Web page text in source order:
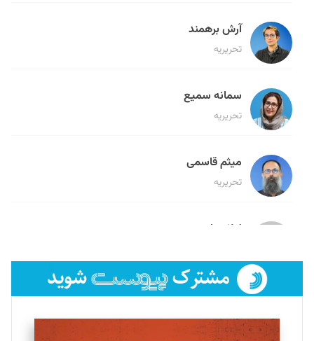
آرش برهمند
تحریریه
سمانه سمیع
تحریریه
میثم قاسمی
تحریریه
لیلا حنارود
فائزه فتحی رستمی
تحریریه